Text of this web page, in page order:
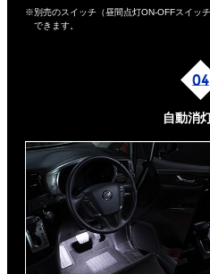
※別売のスイッチ（昼間点灯ON-OFFスイッ
できます。
自動消